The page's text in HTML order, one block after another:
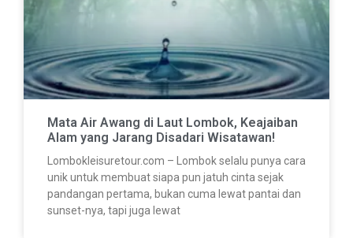
Mata Air Awang di Laut Lombok, Keajaiban
Alam yang Jarang Disadari Wisatawan!
Lombokleisuretour.com – Lombok selalu punya cara
unik untuk membuat siapa pun jatuh cinta sejak
pandangan pertama, bukan cuma lewat pantai dan
sunset-nya, tapi juga lewat